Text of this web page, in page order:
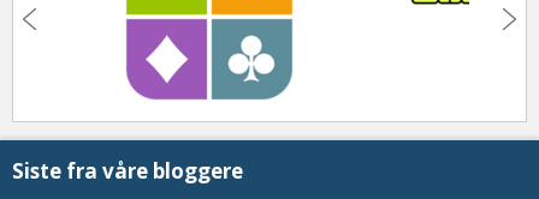
Siste fra våre bloggere